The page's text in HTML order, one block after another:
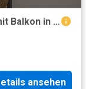
Kernsanierte 2,5 Zimmer Wohnung mit Balkon in Solln – Erstbezug, provisionsfrei
ansehen